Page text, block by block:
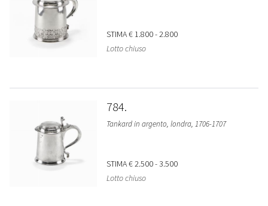
STIMA€ 1.800 - 2.800
Lotto chiuso
784
Tankard in argento, londra, 1706-1707
STIMA€ 2.500 - 3.500
Lotto chiuso